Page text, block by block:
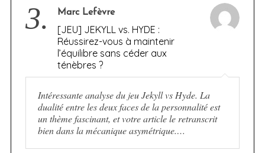
3. Marc Lefèvre
[JEU] JEKYLL vs. HYDE :
Réussirez-vous à maintenir
l’équilibre sans céder aux
ténèbres ?
Intéressante analyse du jeu Jekyll vs Hyde. La
dualité entre les deux faces de la personnalité est
un thème fascinant, et votre article le retranscrit
bien dans la mécanique asymétrique.…